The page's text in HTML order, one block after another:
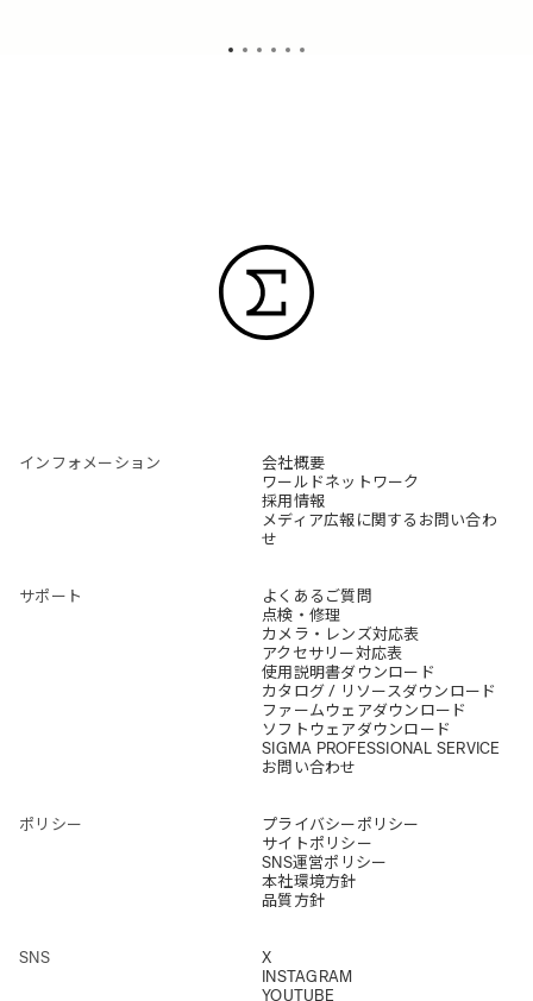
インフォメーション
会社概要
ワールドネットワーク
採用情報
メディア広報に関するお問い合わ
せ
サポート
よくあるご質問
点検・修理
カメラ・レンズ対応表
アクセサリー対応表
使用説明書ダウンロード
カタログ / リソースダウンロード
ファームウェアダウンロード
ソフトウェアダウンロード
SIGMA PROFESSIONAL SERVICE
お問い合わせ
ポリシー
プライバシーポリシー
サイトポリシー
SNS運営ポリシー
本社環境方針
品質方針
SNS
X
INSTAGRAM
YOUTUBE